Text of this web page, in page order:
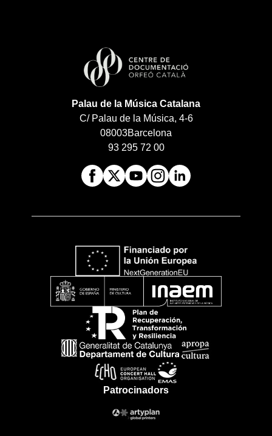
Palau de la Música Catalana
C/ Palau de la Música, 4-6
08003Barcelona
93 295 72 00
Patrocinadors